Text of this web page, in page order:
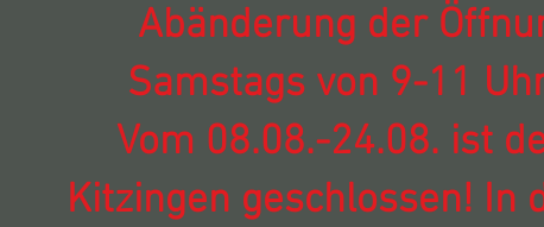
Abänderung der
Samstags von 9-11
Vom 08.08.-24.08. ist
Kitzingen geschlossen! In